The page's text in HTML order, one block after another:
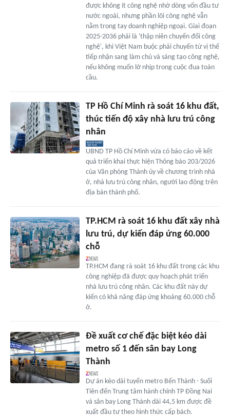
được không ít công nghệ nhờ dòng vốn đầu tư
nước ngoài, nhưng phần lõi công nghệ vẫn
nằm trong tay doanh nghiệp ngoại. Giai đoạn
2025-2036 phải là 'thập niên chuyển đổi công
nghệ', khi Việt Nam buộc phải chuyển từ vị thế
tiếp nhận sang làm chủ và sáng tạo công nghệ,
nếu không muốn lỡ nhịp trong cuộc đua toàn
cầu.
TP Hồ Chí Minh rà soát 16 khu đất,
thúc tiến độ xây nhà lưu trú công
nhân
UBND TP Hồ Chí Minh vừa có báo cáo về kết
quả triển khai thực hiện Thông báo 203/2026
của Văn phòng Thành ủy về chương trình nhà
ở, nhà lưu trú công nhân, người lao động trên
địa bàn thành phố.
TP.HCM rà soát 16 khu đất xây nhà
lưu trú, dự kiến đáp ứng 60.000
chỗ
TP.HCM đang rà soát 16 khu đất trong các khu
công nghiệp đã được quy hoạch phát triển
nhà lưu trú công nhân. Các khu đất này dự
kiến có khả năng đáp ứng khoảng 60.000 chỗ
ở.
Đề xuất cơ chế đặc biệt kéo dài
metro số 1 đến sân bay Long
Thành
Dự án kéo dài tuyến metro Bến Thành - Suối
Tiên đến Trung tâm hành chính TP Đồng Nai
và sân bay Long Thành dài 44,5 km được đề
xuất đầu tư theo hình thức cấp bách.